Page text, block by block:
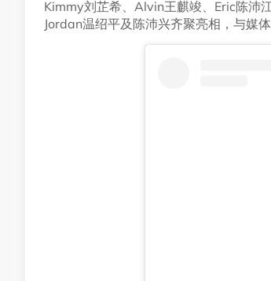
Kimmy刘芷希、Alvin王麒竣、Eric陈沛
Jordan温绍平及陈沛兴齐聚亮相，与媒